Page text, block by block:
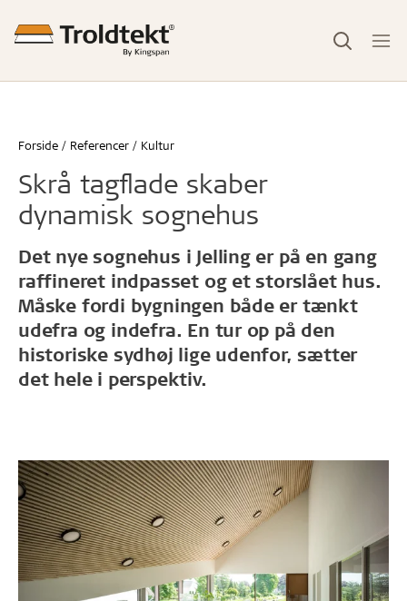
Forside Referencer Kultur
Skrå tagflade skaber
dynamisk sognehus
Det nye sognehus i Jelling er på en gang
raffineret indpasset og et storslået hus.
Måske fordi bygningen både er tænkt
udefra og indefra. En tur op på den
historiske sydhøj lige udenfor, sætter
det hele i perspektiv.